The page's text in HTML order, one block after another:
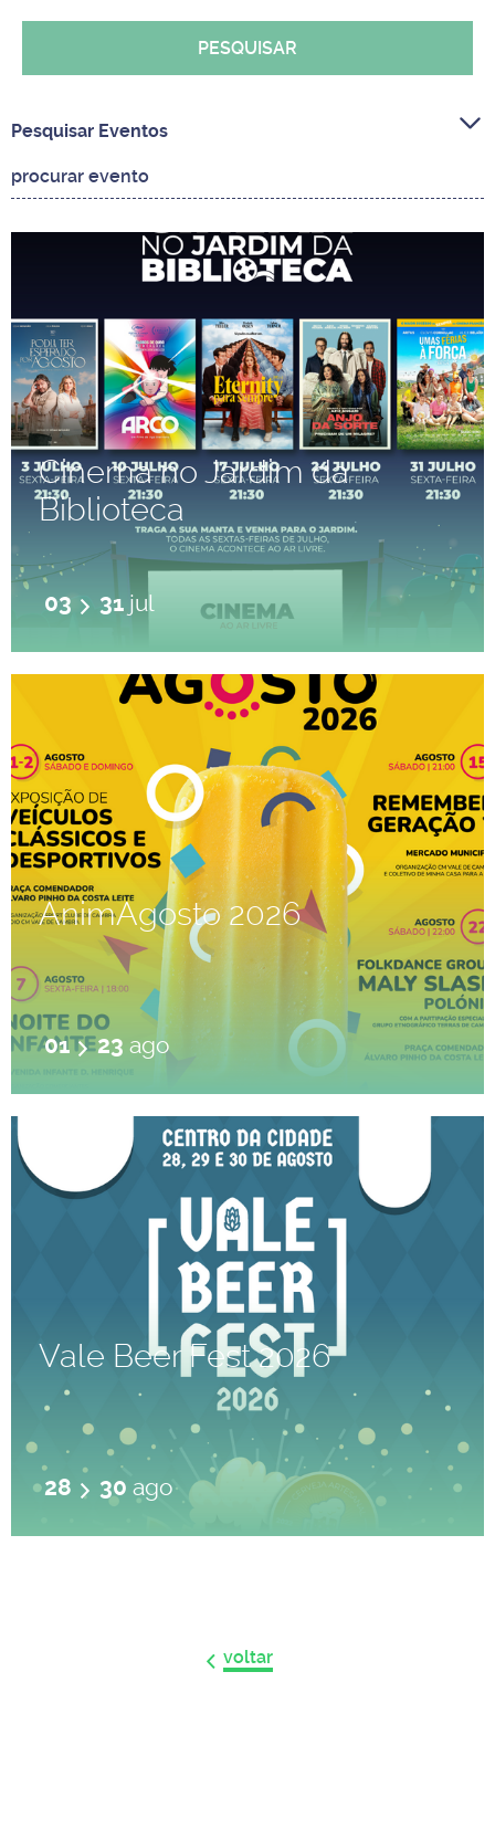
PESQUISAR
Pesquisar Eventos
Cinema no Jardim da
Biblioteca
03 31 jul
AnimAgosto 2026
01 23 ago
Vale Beer Fest 2026
28 30 ago
voltar